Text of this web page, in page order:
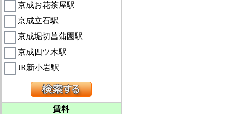
京成お花茶屋駅
京成立石駅
京成堀切菖蒲園駅
京成四ツ木駅
JR新小岩駅
賃料